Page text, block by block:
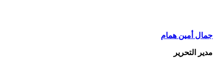
جمال أمين همام
مدير التحرير